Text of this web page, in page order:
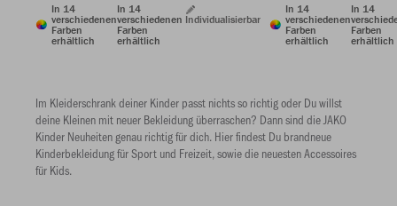
In 14
verschiedenen
Farben
erhältlich
In 14
verschiedenen
Farben
erhältlich
Individualisierbar
In 14
verschiedenen
Farben
erhältlich
In 14
Farben
erhältlich
Im Kleiderschrank deiner Kinder passt nichts so richtig oder Du willst
deine Kleinen mit neuer Bekleidung überraschen? Dann sind die JAKO
Kinder Neuheiten genau richtig für dich. Hier findest Du brandneue
Kinderbekleidung für Sport und Freizeit, sowie die neuesten Accessoires
für Kids.